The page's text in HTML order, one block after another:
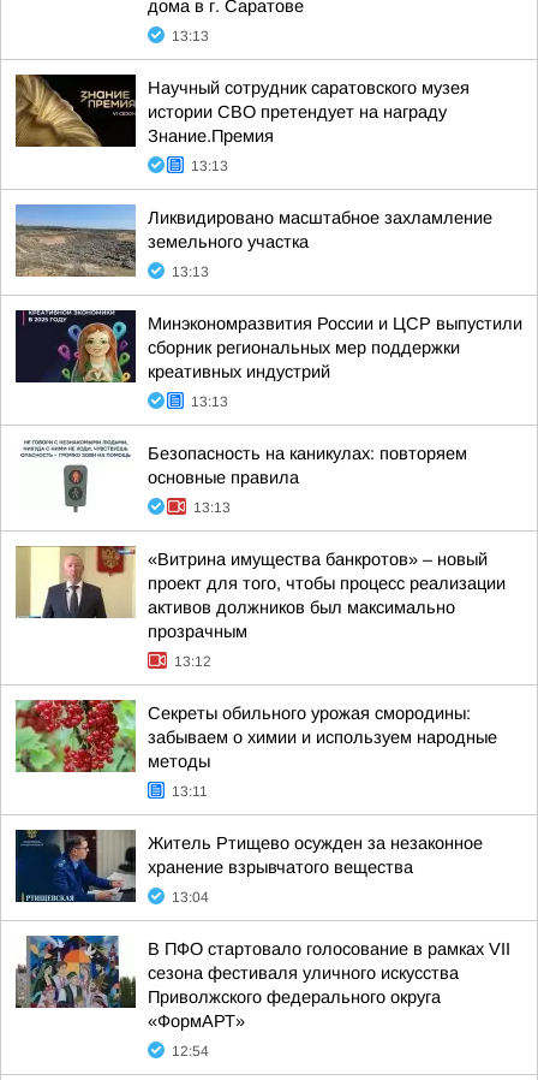
дома в г. Саратове
13:13
Научный сотрудник саратовского музея
истории СВО претендует на награду
Знание.Премия
13:13
Ликвидировано масштабное захламление
земельного участка
13:13
Минэкономразвития России и ЦСР выпустили
сборник региональных мер поддержки
креативных индустрий
13:13
Безопасность на каникулах: повторяем
основные правила
13:13
«Витрина имущества банкротов» – новый
проект для того, чтобы процесс реализации
активов должников был максимально
прозрачным
13:12
Секреты обильного урожая смородины:
забываем о химии и используем народные
методы
13:11
Житель Ртищево осужден за незаконное
хранение взрывчатого вещества
13:04
В ПФО стартовало голосование в рамках VII
сезона фестиваля уличного искусства
Приволжского федерального округа
«ФормАРТ»
12:54